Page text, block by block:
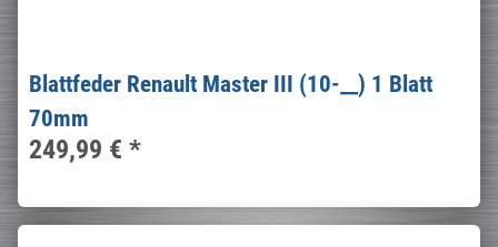
Blattfeder Renault Master III (10-__) 1 Blatt
70mm
249,99 € *